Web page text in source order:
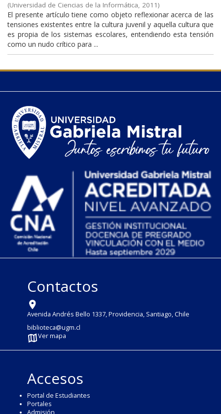
(Universidad de Ciencias de la Informática, 2011)
El presente artículo tiene como objeto reflexionar acerca de las
tensiones existentes entre la cultura juvenil y aquella cultura que
es propia de los sistemas escolares, entendiendo esta tensión
como un nudo crítico para ...
Contactos
Avenida Andrés Bello 1337, Providencia, Santiago, Chile
biblioteca@ugm.cl
Ver mapa
Accesos
Portal de Estudiantes
Portales
Admisión